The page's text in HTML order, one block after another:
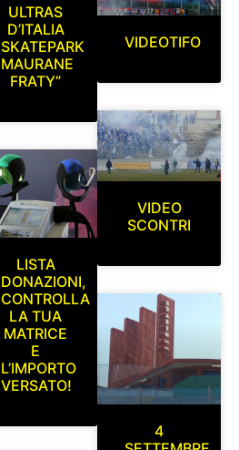
ULTRAS
D’ITALIA
SKATEPARK
MAURANE
FRATY”
LISTA
DONAZIONI,
CONTROLLA
LA TUA
MATRICE
E
L’IMPORTO
VERSATO!
VIDEOTIFO
VIDEO
SCONTRI
4